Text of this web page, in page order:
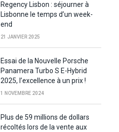
Regency Lisbon : séjourner à
Lisbonne le temps d’un week-
end
21 JANVIER 2025
Essai de la Nouvelle Porsche
Panamera Turbo S E-Hybrid
2025, l’excellence à un prix !
1 NOVEMBRE 2024
Plus de 59 millions de dollars
récoltés lors de la vente aux